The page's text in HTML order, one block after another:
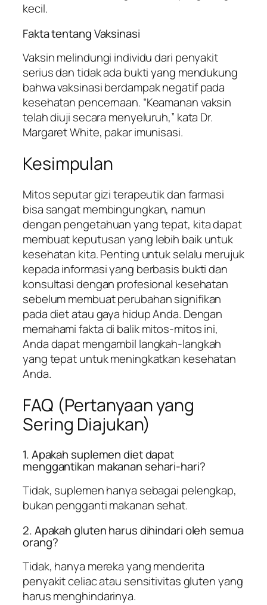
kecil.
Fakta tentang Vaksinasi
Vaksin melindungi individu dari penyakit
serius dan tidak ada bukti yang mendukung
bahwa vaksinasi berdampak negatif pada
kesehatan pencernaan. “Keamanan vaksin
telah diuji secara menyeluruh,” kata Dr.
Margaret White, pakar imunisasi.
Kesimpulan
Mitos seputar gizi terapeutik dan farmasi
bisa sangat membingungkan, namun
dengan pengetahuan yang tepat, kita dapat
membuat keputusan yang lebih baik untuk
kesehatan kita. Penting untuk selalu merujuk
kepada informasi yang berbasis bukti dan
konsultasi dengan profesional kesehatan
sebelum membuat perubahan signifikan
pada diet atau gaya hidup Anda. Dengan
memahami fakta di balik mitos-mitos ini,
Anda dapat mengambil langkah-langkah
yang tepat untuk meningkatkan kesehatan
Anda.
FAQ (Pertanyaan yang
Sering Diajukan)
1. Apakah suplemen diet dapat
menggantikan makanan sehari-hari?
Tidak, suplemen hanya sebagai pelengkap,
bukan pengganti makanan sehat.
2. Apakah gluten harus dihindari oleh semua
orang?
Tidak, hanya mereka yang menderita
penyakit celiac atau sensitivitas gluten yang
harus menghindarinya.